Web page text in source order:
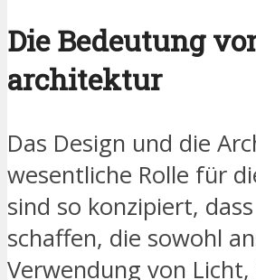
Die Bedeutung
architektur
Das Design und die
wesentliche Rolle für
sind so konzipiert,
schaffen, die sowohl
Verwendung von